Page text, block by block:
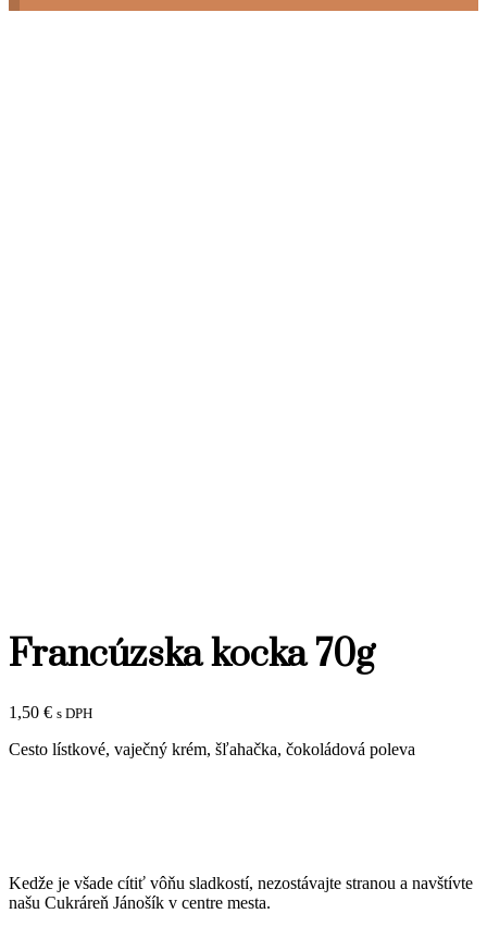
Francúzska kocka 70g
1,50 € s DPH
Cesto lístkové, vaječný krém, šľahačka, čokoládová poleva
Kedže je všade cítiť vôňu sladkostí, nezostávajte stranou a navštívte
našu Cukráreň Jánošík v centre mesta.